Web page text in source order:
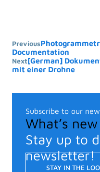
Previous
Documentation
Next[German]
mit einer Drohne
Subscribe to our
What’s
Stay up to
newsletter!
STAY IN THE